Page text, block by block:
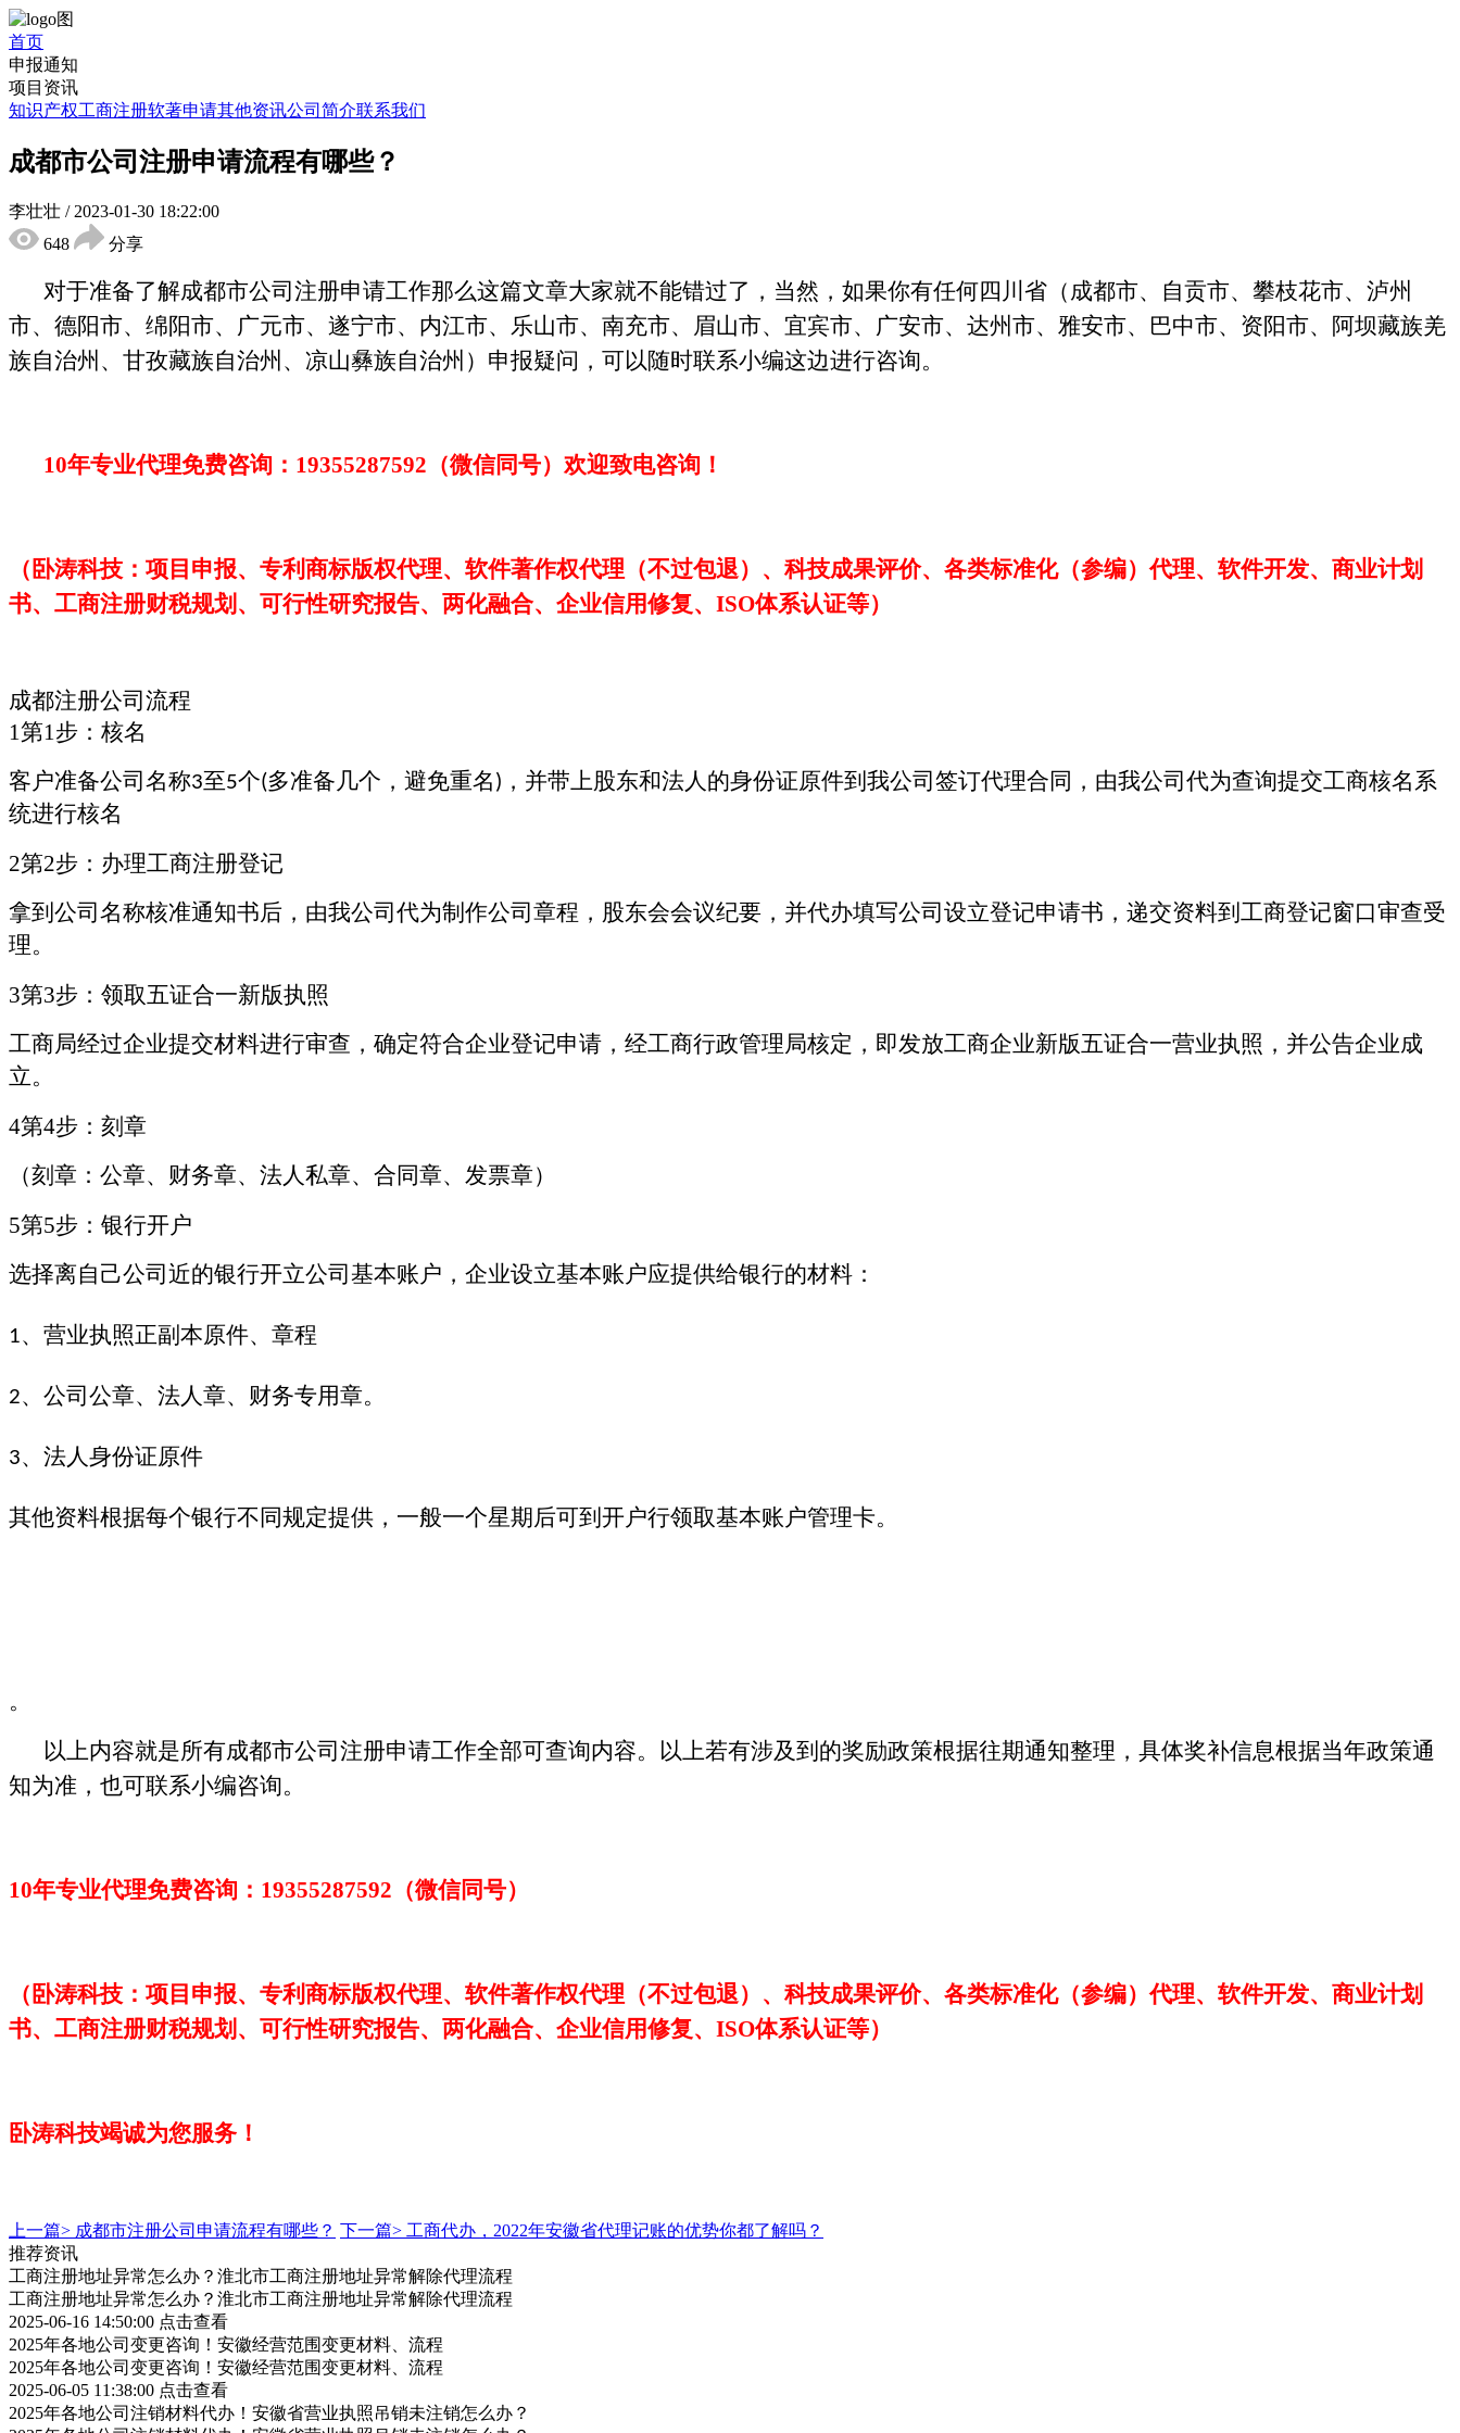
首页
申报通知
项目资讯
知识产权工商注册软著申请其他资讯公司简介联系我们
成都市公司注册申请流程有哪些？
李壮壮 / 2023-01-30 18:22:00
648
分享
对于准备了解成都市公司注册申请工作那么这篇文章大家就不能错过了，当然，如果你有任何四川省（成都市、自贡市、攀枝花市、泸州
市、德阳市、绵阳市、广元市、遂宁市、内江市、乐山市、南充市、眉山市、宜宾市、广安市、达州市、雅安市、巴中市、资阳市、阿坝藏族羌
族自治州、甘孜藏族自治州、凉山彝族自治州） 申报疑问，可以随时联系小编这边进行咨询。
10年专业代理免费咨询： 19355287592 （微信同号）欢迎致电咨询！
（卧涛科技：项目申报、专利商标版权代理、软件著作权代理（不过包退）、科技成果评价、各类标准化（参编）代理、软件开发、商业计划
书、工商注册财税规划、可行性研究报告、两化融合、企业信用修复、 ISO体系认证等）
成都注册公司流程
1第1步：核名
客户准备公司名称3至5个(多准备几个，避免重名) ，并带上股东和法人的身份证原件到我公司签订代理合同，由我公司代为查询提交工商核名系
统进行核名
2第2步：办理工商注册登记
拿到公司名称核准通知书后，由我公司代为制作公司章程，股东会会议纪要，并代办填写公司设立登记申请书，递交资料到工商登记窗口审查受
理。
3第3步：领取五证合一新版执照
工商局经过企业提交材料进行审查，确定符合企业登记申请，经工商行政管理局核定，即发放工商企业新版五证合一营业执照，并公告企业成
立。
4第4步：刻章
（刻章：公章、财务章、法人私章、合同章、发票章）
5第5步：银行开户
选择离自己公司近的银行开立公司基本账户，企业设立基本账户应提供给银行的材料：
1、营业执照正副本原件、章程
2、公司公章、法人章、财务专用章。
3、法人身份证原件
其他资料根据每个银行不同规定提供，一般一个星期后可到开户行领取基本账户管理卡。
。
以上内容就是所有成都市公司注册申请工作全部可查询内容。以上若有涉及到的奖励政策根据往期通知整理，具体奖补信息根据当年政策通
知为准，也可联系小编咨询。
10年专业代理免费咨询：19355287592 （微信同号）
（卧涛科技：项目申报、专利商标版权代理、软件著作权代理（不过包退）、科技成果评价、各类标准化（参编）代理、软件开发、商业计划
书、工商注册财税规划、可行性研究报告、两化融合、企业信用修复、 ISO体系认证等）
卧涛科技竭诚为您服务！
上一篇> 成都市注册公司申请流程有哪些？ 下一篇> 工商代办，2022年安徽省代理记账的优势你都了解吗？
推荐资讯
工商注册地址异常怎么办？淮北市工商注册地址异常解除代理流程
工商注册地址异常怎么办？淮北市工商注册地址异常解除代理流程
2025-06-16 14:50:00 点击查看
2025年各地公司变更咨询！安徽经营范围变更材料、流程
2025年各地公司变更咨询！安徽经营范围变更材料、流程
2025-06-05 11:38:00 点击查看
2025年各地公司注销材料代办！安徽省营业执照吊销未注销怎么办？